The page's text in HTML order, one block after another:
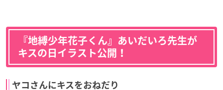
『地縛少年花子くん 』 あいだいろ先生が
キスの日イラスト公開！
ヤコさんにキスをおねだり